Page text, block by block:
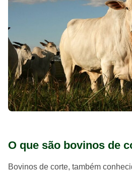
O que são bovinos de
Bovinos de corte, também